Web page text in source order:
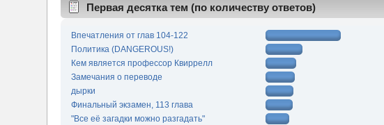
Первая десятка тем (по количеству ответов)
Впечатления от глав 104-122
Политика (DANGEROUS!)
Кем является профессор Квиррелл
Замечания о переводе
дырки
Финальный экзамен, 113 глава
"Все её загадки можно разгадать"